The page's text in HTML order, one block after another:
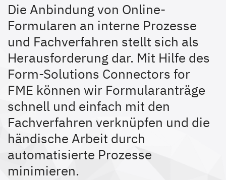
Die Anbindung von Online-
Formularen an interne Prozesse
und Fachverfahren stellt sich als
Herausforderung dar. Mit Hilfe des
Form-Solutions Connectors for
FME können wir Formularanträge
schnell und einfach mit den
Fachverfahren verknüpfen und die
händische Arbeit durch
automatisierte Prozesse
minimieren.